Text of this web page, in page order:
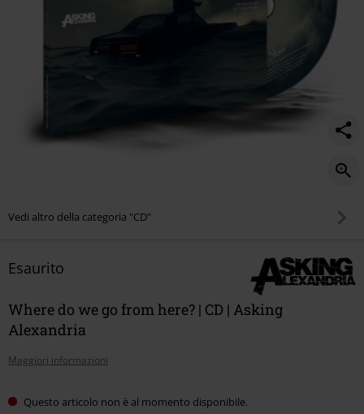
Vedi altro della categoria "CD"
Esaurito
Where do we go from here? | CD | Asking
Alexandria
Maggiori informazioni
Questo articolo non è al momento disponibile.